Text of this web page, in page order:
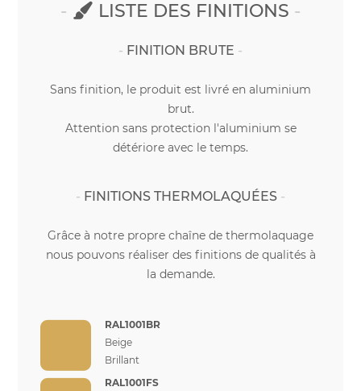
LISTE DES FINITIONS
FINITION BRUTE
Sans finition, le produit est livré en aluminium
brut.
Attention sans protection l'aluminium se
détériore avec le temps.
FINITIONS THERMOLAQUÉES
Grâce à notre propre chaîne de thermolaquage
nous pouvons réaliser des finitions de qualités à
la demande.
RAL1001BR
Beige
Brillant
RAL1001FS